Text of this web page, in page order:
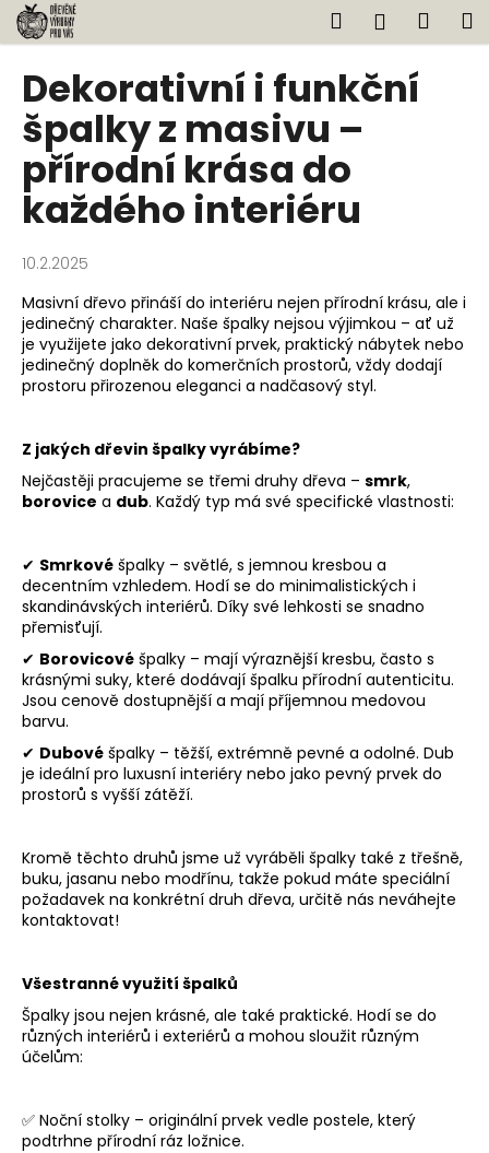
Přejít
na
obsah
Hledat
Dekorativní i funkční
špalky z masivu –
přírodní krása do
každého interiéru
10.2.2025
Masivní dřevo přináší do interiéru nejen přírodní krásu, ale i
jedinečný charakter. Naše špalky nejsou výjimkou – ať už
je využijete jako dekorativní prvek, praktický nábytek nebo
jedinečný doplněk do komerčních prostorů, vždy dodají
prostoru přirozenou eleganci a nadčasový styl.
Z jakých dřevin špalky vyrábíme?
Nejčastěji pracujeme se třemi druhy dřeva – smrk,
borovice a dub. Každý typ má své specifické vlastnosti:
✔ Smrkové špalky – světlé, s jemnou kresbou a
decentním vzhledem. Hodí se do minimalistických i
skandinávských interiérů. Díky své lehkosti se snadno
přemisťují.
✔ Borovicové špalky – mají výraznější kresbu, často s
krásnými suky, které dodávají špalku přírodní autenticitu.
Jsou cenově dostupnější a mají příjemnou medovou
barvu.
✔ Dubové špalky – těžší, extrémně pevné a odolné. Dub
je ideální pro luxusní interiéry nebo jako pevný prvek do
prostorů s vyšší zátěží.
Kromě těchto druhů jsme už vyráběli špalky také z třešně,
buku, jasanu nebo modřínu, takže pokud máte speciální
požadavek na konkrétní druh dřeva, určitě nás neváhejte
kontaktovat!
Všestranné využití špalků
Špalky jsou nejen krásné, ale také praktické. Hodí se do
různých interiérů i exteriérů a mohou sloužit různým
účelům:
✅ Noční stolky – originální prvek vedle postele, který
podtrhne přírodní ráz ložnice.
o
C
o
p
o
t
ř
e
b
u
j
e
e
n
a
í
t
?
HLEDAT
o
p
o
r
č
u
j
e